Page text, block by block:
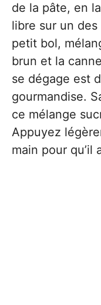
de la pâte, en
libre sur un
petit bol,
brun et la
se dégage est
gourmandise.
ce mélange
Appuyez
main pour qu’il